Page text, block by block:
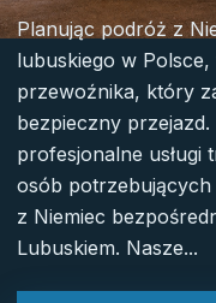
Planując podróż z
lubuskiego w
przewoźnika, który
bezpieczny
profesjonalne usługi
osób potrzebujących
z Niemiec
Lubuskiem. Nasze...